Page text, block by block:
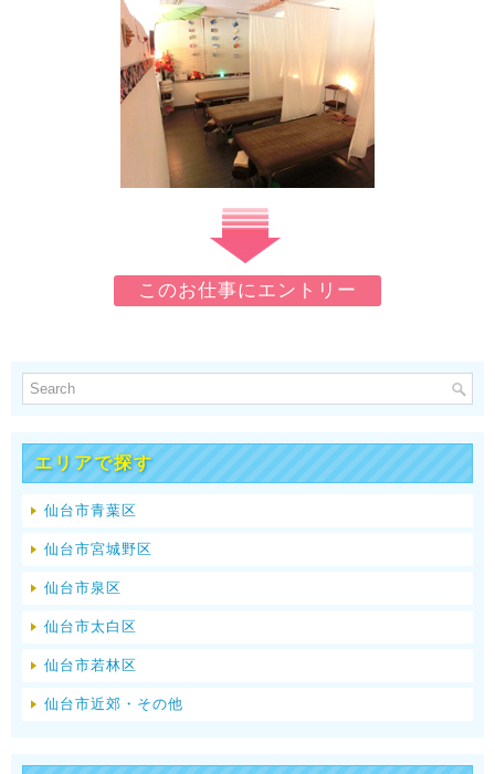
このお仕事にエントリー
エリアで探す
仙台市青葉区
仙台市宮城野区
仙台市泉区
仙台市太白区
仙台市若林区
仙台市近郊・その他